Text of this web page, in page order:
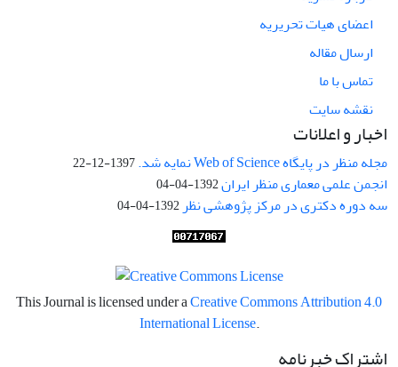
اعضای هیات تحریریه
ارسال مقاله
تماس با ما
نقشه سایت
اخبار و اعلانات
مجله منظر در پایگاه Web of Science نمایه شد. 1397-12-22
انجمن علمی معماری منظر ایران1392-04-04
سه دوره دکتری در مرکز پژوهشی نظر 1392-04-04
This Journal is licensed under aCreative Commons Attribution 4.0
International License.
اشتراک خبرنامه